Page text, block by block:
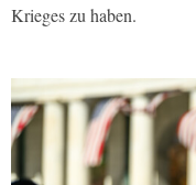
Krieges zu haben.